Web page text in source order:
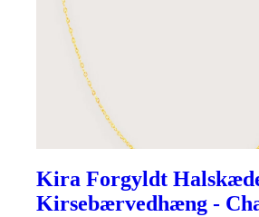
Kira Forgyldt
Kirsebærvedhæng -